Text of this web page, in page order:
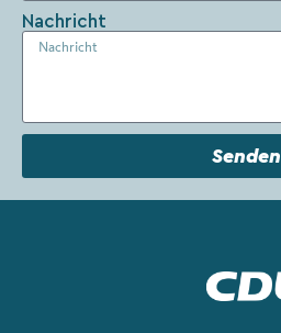
Nachricht
Senden